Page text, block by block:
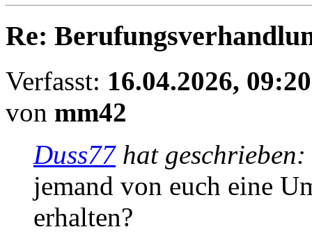
Re:
Verfasst: 16.04.2026, 09:20
von mm42
Duss77hat geschrieben:
jemand von euch eine
erhalten?